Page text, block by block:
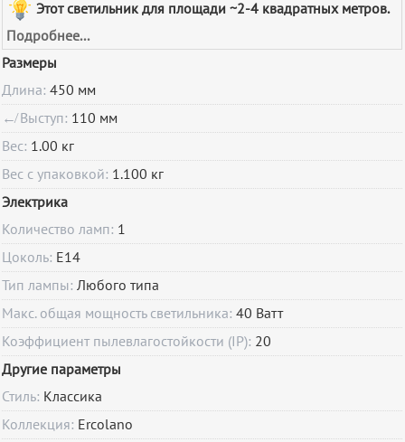
Этот светильник для площади ~2-4 квадратных метров.
Подробнее...
Размеры
Длина:450 мм
↚ Выступ: 110 мм
Вес: 1.00 кг
Вес с упаковкой: 1.100 кг
Электрика
Количество ламп: 1
Цоколь: E14
Тип лампы:Любого типа
Макс. общая мощность светильника:40 Ватт
Коэффициент пылевлагостойкости (IP): 20
Другие параметры
Стиль: Классика
Коллекция: Ercolano